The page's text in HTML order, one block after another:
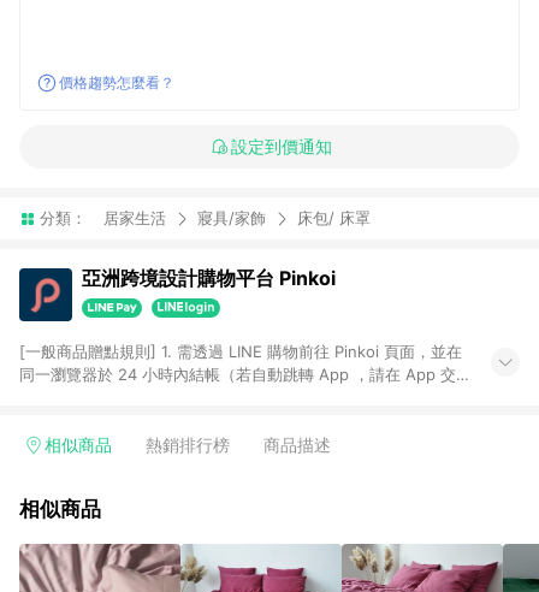
價格趨勢怎麼看？
設定到價通知
分類： 居家生活 寢具/家飾 床包/ 床罩
亞洲跨境設計購物平台 Pinkoi
[一般商品贈點規則] 1. 需透過 LINE 購物前往 Pinkoi 頁面，並在
同一瀏覽器於 24 小時內結帳（若自動跳轉 App ，請在 App 交
回饋訂單不得享有 Pinkoi 站方優惠，例如首購優惠，P coins，
行為，不具贈點資格，部分退款不在此限。 6. APP 請更新至
貨後 45 天後發送。 8. 群眾募資商品，禮物卡，開館保證金，補
運費，攤位費等不具贈點資格。 9. LINE 購物站上之商品規格、
相似商品 熱銷排行榜 商品描述
相似商品